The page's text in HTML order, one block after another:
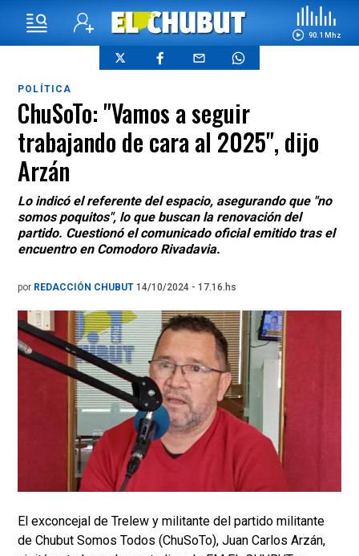
90.1 Mhz
POLÍTICA
ChuSoTo: "Vamos a seguir
trabajando de cara al 2025", dijo
Arzán
Lo indicó el referente del espacio, asegurando que "no
somos poquitos", lo que buscan la renovación del
partido. Cuestionó el comunicado oficial emitido tras el
encuentro en Comodoro Rivadavia.
por REDACCIÓN CHUBUT 14/10/2024 - 17.16.hs
El exconcejal de Trelew y militante del partido militante
de Chubut Somos Todos (ChuSoTo), Juan Carlos Arzán,